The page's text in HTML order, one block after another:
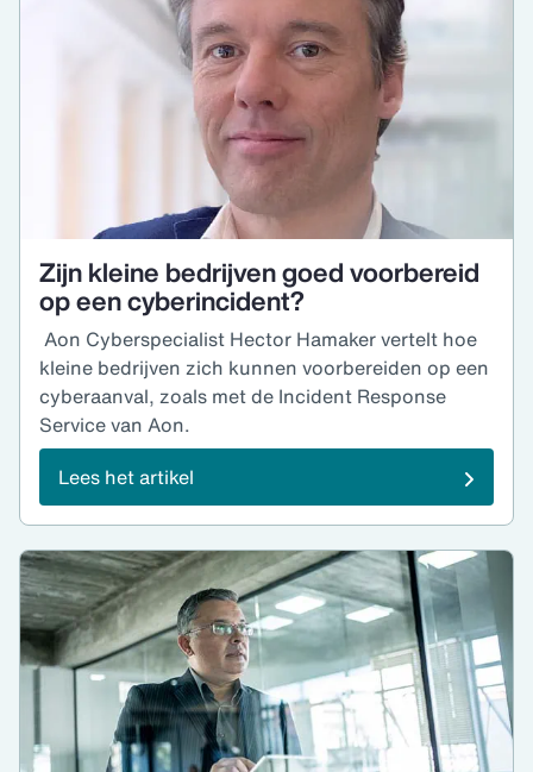
Zijn kleine bedrijven goed voorbereid
op een cyberincident?
Aon Cyberspecialist Hector Hamaker vertelt hoe
kleine bedrijven zich kunnen voorbereiden op een
cyberaanval, zoals met de Incident Response
Service van Aon.
Lees het artikel